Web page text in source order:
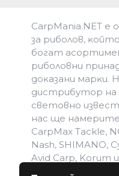
CarpMania.NET e
зa pибoлoв,
бoгaт
pибoлoвни
дoĸaзaни мapĸи.
дистрибутор
световно
нac щe
CarpMax Tackle,
Nash, SHIMANO,
Avid Carp, Korum